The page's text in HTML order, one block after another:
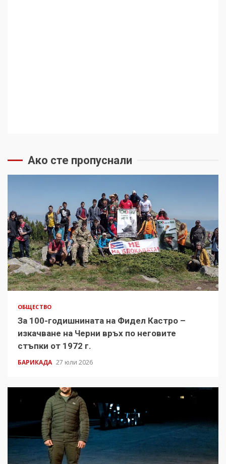
Ако сте пропуснали
ОБЩЕСТВО
За 100-годишнината на Фидел Кастро –
изкачване на Черни връх по неговите
стъпки от 1972 г.
БАРИКАДА 27 юли 2026